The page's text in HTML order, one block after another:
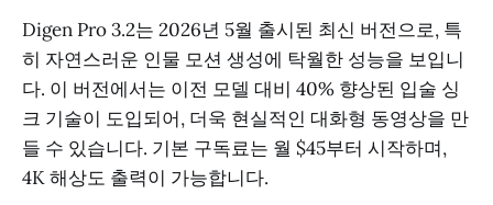
Digen Pro 3.2는 2026년 5월 출시된 최신 버전으로, 특
히 자연스러운 인물 모션 생성에 탁월한 성능을 보입니
다. 이 버전에서는 이전 모델 대비 40% 향상된 입술 싱
크 기술이 도입되어, 더욱 현실적인 대화형 동영상을 만
들 수 있습니다. 기본 구독료는 월 $45부터 시작하며,
4K 해상도 출력이 가능합니다.